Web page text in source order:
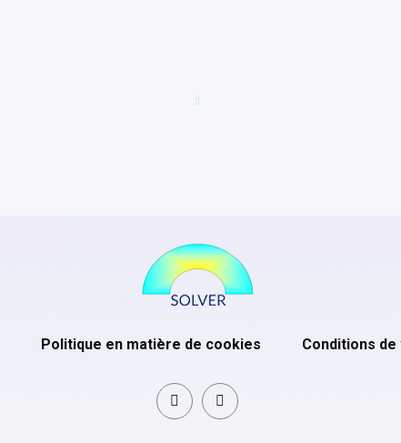
Politique en matière de cookies Conditions